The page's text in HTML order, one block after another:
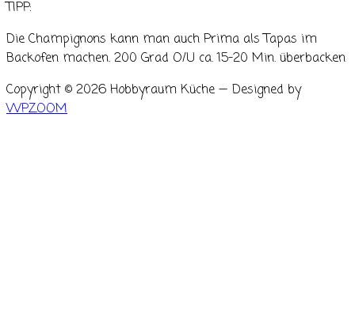
TIPP:
Die Champignons kann man auch Prima als Tapas im
Backofen machen. 200 Grad O/U ca. 15-20 Min. überbacken
Copyright © 2026 Hobbyraum Küche — Designed by
WPZOOM